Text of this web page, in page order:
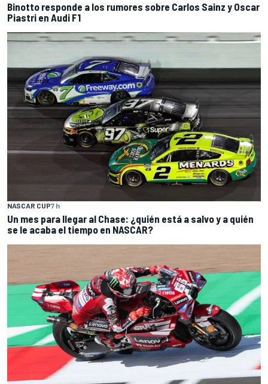
Binotto responde a los rumores sobre Carlos Sainz y Oscar
Piastri en Audi F1
NASCAR CUP7 h
Un mes para llegar al Chase: ¿quién está a salvo y a quién
se le acaba el tiempo en NASCAR?